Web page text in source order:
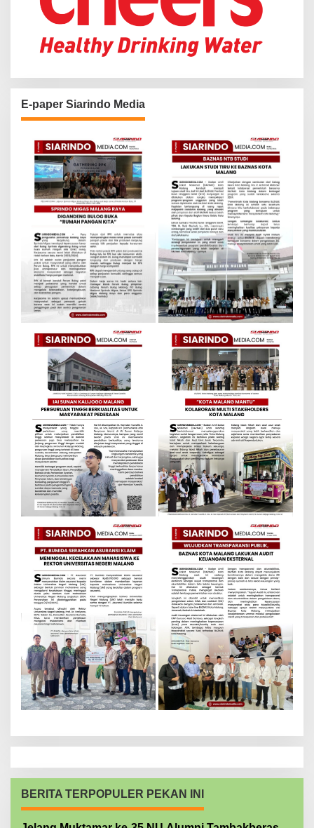
E-paper Siarindo Media
BERITA TERPOPULER PEKAN INI